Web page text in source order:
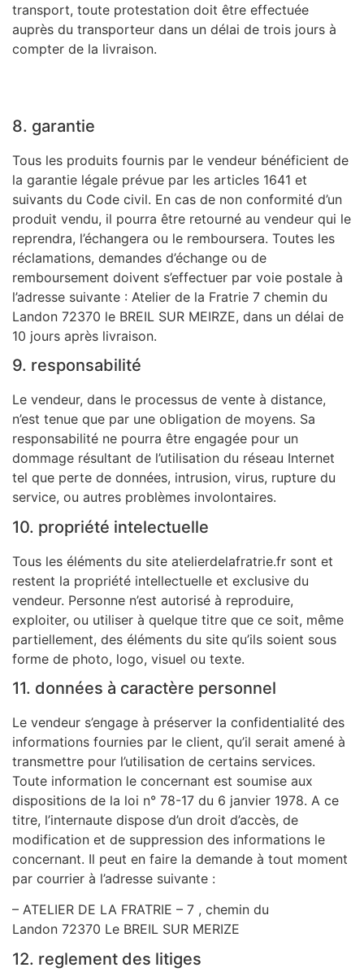
transport, toute protestation doit être effectuée
auprès du transporteur dans un délai de trois jours à
compter de la livraison.
8. garantie
Tous les produits fournis par le vendeur bénéficient de
la garantie légale prévue par les articles 1641 et
suivants du Code civil. En cas de non conformité d’un
produit vendu, il pourra être retourné au vendeur qui le
reprendra, l’échangera ou le remboursera. Toutes les
réclamations, demandes d’échange ou de
remboursement doivent s’effectuer par voie postale à
l’adresse suivante : Atelier de la Fratrie 7 chemin du
Landon 72370 le BREIL SUR MEIRZE, dans un délai de
10 jours après livraison.
9. responsabilité
Le vendeur, dans le processus de vente à distance,
n’est tenue que par une obligation de moyens. Sa
responsabilité ne pourra être engagée pour un
dommage résultant de l’utilisation du réseau Internet
tel que perte de données, intrusion, virus, rupture du
service, ou autres problèmes involontaires.
10. propriété intelectuelle
Tous les éléments du site atelierdelafratrie.fr sont et
restent la propriété intellectuelle et exclusive du
vendeur. Personne n’est autorisé à reproduire,
exploiter, ou utiliser à quelque titre que ce soit, même
partiellement, des éléments du site qu’ils soient sous
forme de photo, logo, visuel ou texte.
11. données à caractère personnel
Le vendeur s’engage à préserver la confidentialité des
informations fournies par le client, qu’il serait amené à
transmettre pour l’utilisation de certains services.
Toute information le concernant est soumise aux
dispositions de la loi n° 78-17 du 6 janvier 1978. A ce
titre, l’internaute dispose d’un droit d’accès, de
modification et de suppression des informations le
concernant. Il peut en faire la demande à tout moment
par courrier à l’adresse suivante :
– ATELIER DE LA FRATRIE – 7 , chemin du
Landon 72370 Le BREIL SUR MERIZE
12. reglement des litiges